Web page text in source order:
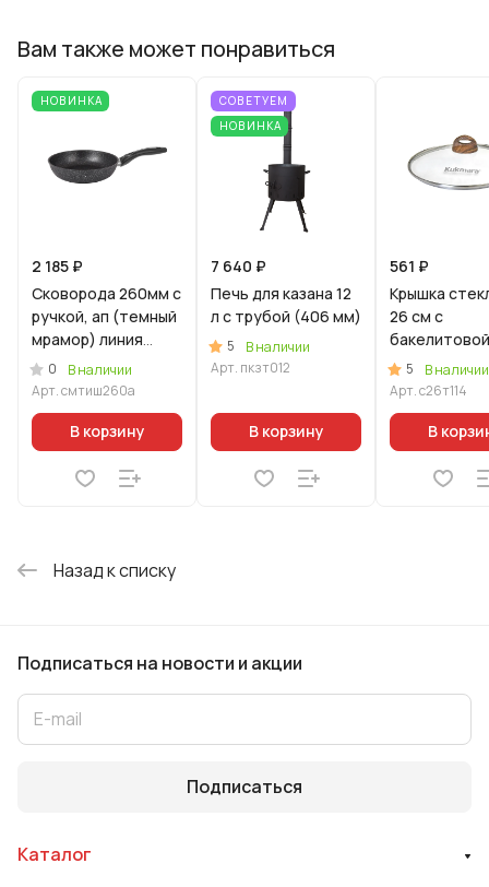
Вам также может понравиться
НОВИНКА
2 185 ₽
Сковорода 260мм с
ручкой, ап (темный
мрамор) линия
"Мраморная
Индукционная"
0
В наличии
Арт.смтиш260а
В корзину
СОВЕТУЕМ
НОВИНКА
7 640 ₽
Печь для казана 12
л с трубой (406 мм)
5
В наличии
Арт. пкзт012
В корзину
561 ₽
Крышка
26 см с
бакелитовой
ручкой
5
В наличии
Арт.с26т114
В
Назад к списку
Подписаться на новости и акции
Подписаться
Каталог